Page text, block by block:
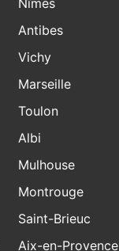
Nîmes
Antibes
Vichy
Marseille
Toulon
Albi
Mulhouse
Montrouge
Saint-Brieuc
Aix-en-Provence